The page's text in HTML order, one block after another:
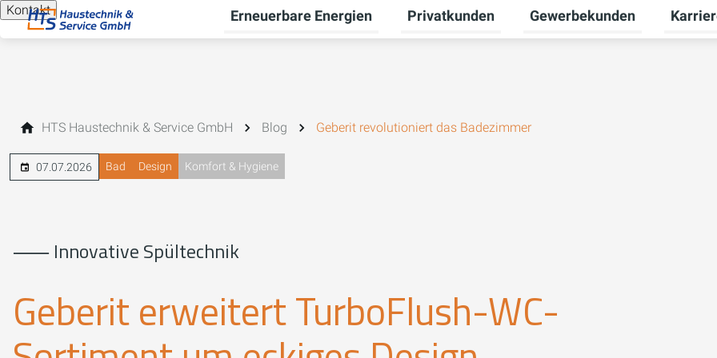
Kontakt Erneuerbare Energien
Untermenü für Erneuerbare Energien umschalten
Privatkunden
Untermenü für Privatkunden
Gewerbekunden
HTS Haustechnik & Service GmbH Blog Geberit revolutioniert das Badezimmer
07.07.2026 Bad Design Komfort & Hygiene
⸺ Innovative Spültechnik
Geberit erweitert TurboFlush-WC-